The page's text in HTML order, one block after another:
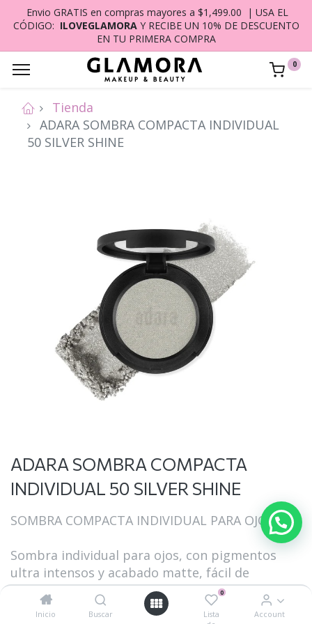
Inicio Buscar
0
Lista
Account
Envio GRATIS en compras mayores a $1,499.00 | USA EL
CÓDIGO: ILOVEGLAMORA Y RECIBE UN 10% DE DESCUENTO
EN TU PRIMERA COMPRA
0
Tienda
ADARA SOMBRA COMPACTA INDIVIDUAL
50 SILVER SHINE
ADARA SOMBRA COMPACTA
INDIVIDUAL 50 SILVER SHINE
SOMBRA COMPACTA INDIVIDUAL PARA OJOS
Sombra individual para ojos, con pigmentos
ultra intensos y acabado matte, fácil de
difuminar; ideal para tener un kit de maquillaje
completo y versátil y crear todos los looks que